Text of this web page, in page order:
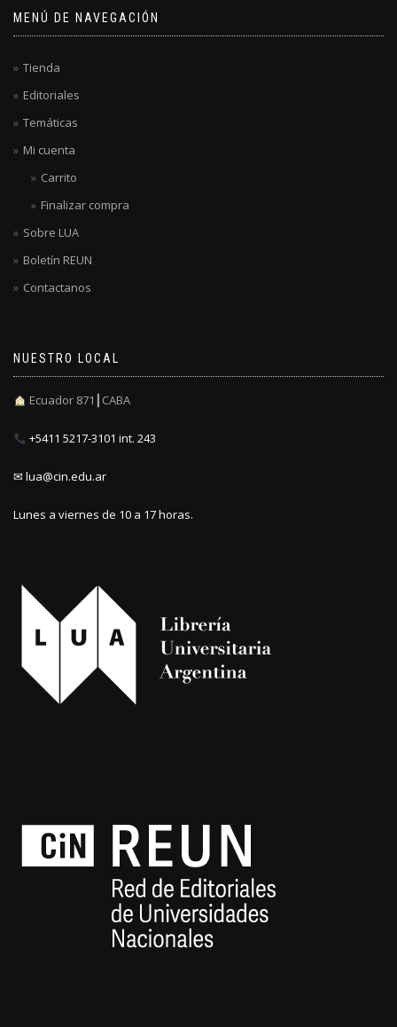
MENÚ DE NAVEGACIÓN
Tienda
Editoriales
Temáticas
Mi cuenta
Carrito
Finalizar compra
Sobre LUA
Boletín REUN
Contactanos
NUESTRO LOCAL
Ecuador 871┃CABA
+5411 5217-3101 int. 243
✉ lua@cin.edu.ar
Lunes a viernes de 10 a 17 horas.